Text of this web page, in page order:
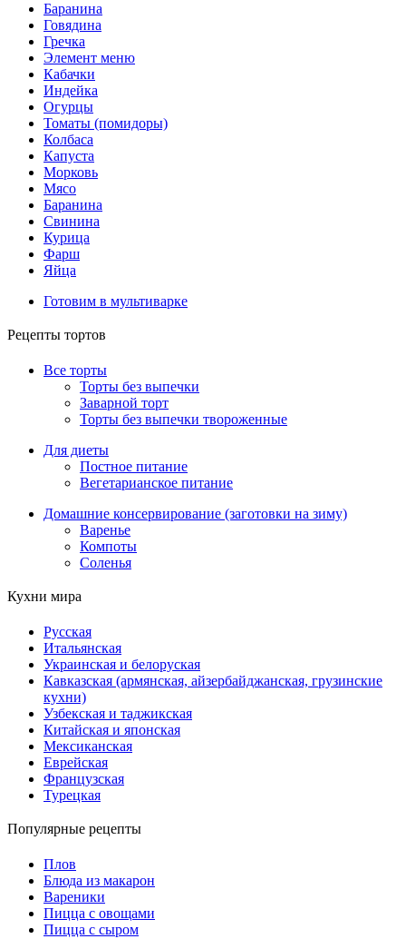
Баранина
Говядина
Гречка
Элемент меню
Кабачки
Индейка
Огурцы
Томаты (помидоры)
Колбаса
Капуста
Морковь
Мясо
Баранина
Свинина
Курица
Фарш
Яйца
Готовим в мультиварке
Рецепты тортов
Все торты
Торты без выпечки
Заварной торт
Торты без выпечки твороженные
Для диеты
Постное питание
Вегетарианское питание
Домашние консервирование (заготовки на зиму)
Варенье
Компоты
Соленья
Кухни мира
Русская
Итальянская
Украинская и белоруская
Кавказская (армянская, айзербайджанская, грузинские
кухни)
Узбекская и таджикская
Китайская и японская
Мексиканская
Еврейская
Французская
Турецкая
Популярные рецепты
Плов
Блюда из макарон
Вареники
Пицца с овощами
Пицца с сыром